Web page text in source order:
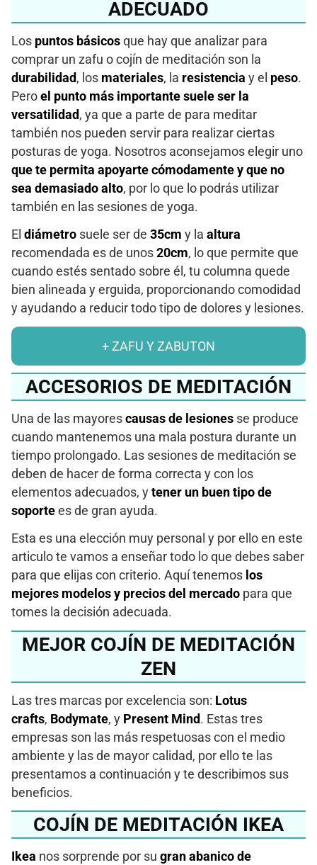
ADECUADO
Los puntos básicos que hay que analizar para
comprar un zafu o cojín de meditación son la
durabilidad , los materiales, la resistencia y el peso.
Pero el punto más importante suele ser la
versatilidad , ya que a parte de para meditar
también nos pueden servir para realizar ciertas
posturas de yoga. Nosotros aconsejamos elegir uno
que te permita apoyarte cómodamente y que no
sea demasiado alto, por lo que lo podrás utilizar
también en las sesiones de yoga.
El diámetro suele ser de 35cm y la altura
recomendada es de unos 20cm, lo que permite que
cuando estés sentado sobre él, tu columna quede
bien alineada y erguida, proporcionando comodidad
y ayudando a reducir todo tipo de dolores y lesiones.
+ ZAFU Y ZABUTON
ACCESORIOS DE MEDITACIÓN
Una de las mayores causas de lesiones se produce
cuando mantenemos una mala postura durante un
tiempo prolongado. Las sesiones de meditación se
deben de hacer de forma correcta y con los
elementos adecuados, y tener un buen tipo de
soporte es de gran ayuda.
Esta es una elección muy personal y por ello en este
articulo te vamos a enseñar todo lo que debes saber
para que elijas con criterio. Aquí tenemos los
mejores modelos y precios del mercado para que
tomes la decisión adecuada.
MEJOR COJÍN DE MEDITACIÓN
ZEN
Las tres marcas por excelencia son: Lotus
crafts, Bodymate, y Present Mind . Estas tres
empresas son las más respetuosas con el medio
ambiente y las de mayor calidad, por ello te las
presentamos a continuación y te describimos sus
beneficios.
COJÍN DE MEDITACIÓN IKEA
Ikea nos sorprende por su gran abanico de